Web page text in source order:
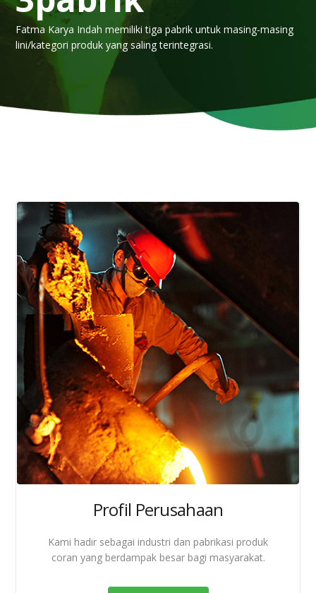
Fatma Karya Indah memiliki tiga pabrik untuk masing-masing
lini/kategori produk yang saling terintegrasi.
Profil Perusahaan
Kami hadir sebagai industri dan pabrikasi produk
coran yang berdampak besar bagi masyarakat.